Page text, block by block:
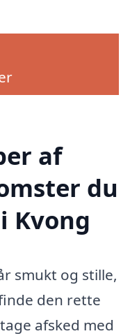
af
du
Kvong
smukt og stille,
den rette
afsked med